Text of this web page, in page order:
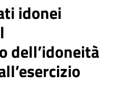
idonei
dell’idoneità